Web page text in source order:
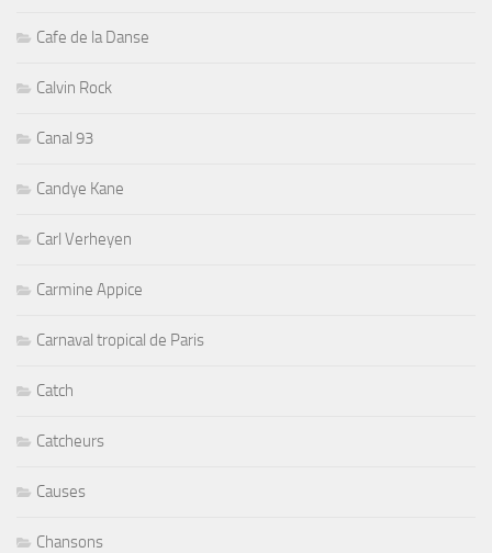
Cafe de la Danse
Calvin Rock
Canal 93
Candye Kane
Carl Verheyen
Carmine Appice
Carnaval tropical de Paris
Catch
Catcheurs
Causes
Chansons